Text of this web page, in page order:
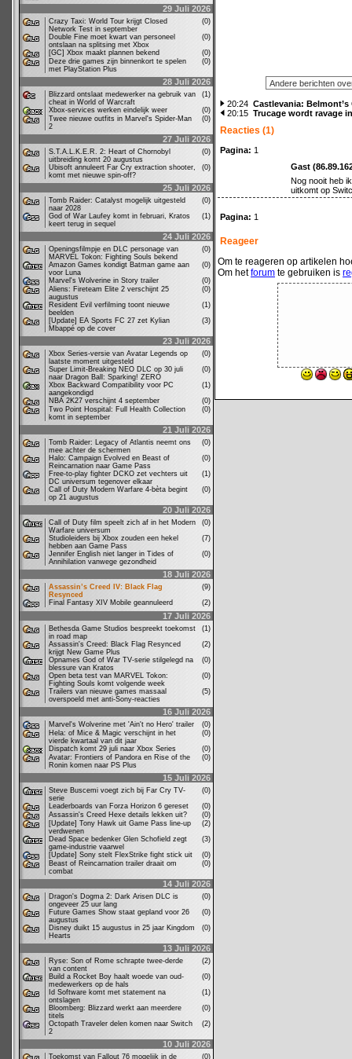
29 Juli 2026
Crazy Taxi: World Tour krijgt Closed
Network Test in september
(0)
Double Fine moet kwart van personeel
ontslaan na splitsing met Xbox
(0)
[GC] Xbox maakt plannen bekend
(0)
Deze drie games zijn binnenkort te spelen
met PlayStation Plus
(0)
28 Juli 2026
Blizzard ontslaat medewerker na gebruik van
cheat in World of Warcraft
(1)
Xbox-services werken eindelijk weer
(0)
Twee nieuwe outfits in Marvel's Spider-Man
2
(0)
27 Juli 2026
S.T.A.L.K.E.R. 2: Heart of Chornobyl
uitbreiding komt 20 augustus
(0)
Ubisoft annuleert Far Cry extraction shooter,
komt met nieuwe spin-off?
(0)
25 Juli 2026
Tomb Raider: Catalyst mogelijk uitgesteld
naar 2028
(0)
God of War Laufey komt in februari, Kratos
keert terug in sequel
(1)
24 Juli 2026
Openingsfilmpje en DLC personage van
MARVEL Tokon: Fighting Souls bekend
(0)
Amazon Games kondigt Batman game aan
voor Luna
(0)
Marvel's Wolverine in Story trailer
(0)
Aliens: Fireteam Elite 2 verschijnt 25
augustus
(0)
Resident Evil verfilming toont nieuwe
beelden
(1)
[Update] EA Sports FC 27 zet Kylian
Mbappé op de cover
(3)
23 Juli 2026
Xbox Series-versie van Avatar Legends op
laatste moment uitgesteld
(0)
Super Limit-Breaking NEO DLC op 30 juli
naar Dragon Ball: Sparking! ZERO
(0)
Xbox Backward Compatibility voor PC
aangekondigd
(1)
NBA 2K27 verschijnt 4 september
(0)
Two Point Hospital: Full Health Collection
komt in september
(0)
21 Juli 2026
Tomb Raider: Legacy of Atlantis neemt ons
mee achter de schermen
(0)
Halo: Campaign Evolved en Beast of
Reincarnation naar Game Pass
(0)
Free-to-play fighter DCKO zet vechters uit
DC universum tegenover elkaar
(1)
Call of Duty Modern Warfare 4-bèta begint
op 21 augustus
(0)
20 Juli 2026
Call of Duty film speelt zich af in het Modern
Warfare universum
(0)
Studioleiders bij Xbox zouden een hekel
hebben aan Game Pass
(7)
Jennifer English niet langer in Tides of
Annihilation vanwege gezondheid
(0)
18 Juli 2026
Assassin’s Creed IV: Black Flag
Resynced
(9)
Final Fantasy XIV Mobile geannuleerd
(2)
17 Juli 2026
Bethesda Game Studios bespreekt toekomst
in road map
(1)
Assassin's Creed: Black Flag Resynced
krijgt New Game Plus
(2)
Opnames God of War TV-serie stilgelegd na
blessure van Kratos
(0)
Open beta test van MARVEL Tokon:
Fighting Souls komt volgende week
(0)
Trailers van nieuwe games massaal
overspoeld met anti-Sony-reacties
(5)
16 Juli 2026
Marvel's Wolverine met 'Ain't no Hero' trailer
(0)
Hela: of Mice & Magic verschijnt in het
vierde kwartaal van dit jaar
(0)
Dispatch komt 29 juli naar Xbox Series
(0)
Avatar: Frontiers of Pandora en Rise of the
Ronin komen naar PS Plus
(0)
15 Juli 2026
Steve Buscemi voegt zich bij Far Cry TV-
serie
(0)
Leaderboards van Forza Horizon 6 gereset
(0)
Assassin's Creed Hexe details lekken uit?
(0)
[Update] Tony Hawk uit Game Pass line-up
verdwenen
(2)
Dead Space bedenker Glen Schofield zegt
game-industrie vaarwel
(3)
[Update] Sony stelt FlexStrike fight stick uit
(0)
Beast of Reincarnation trailer draait om
combat
(0)
14 Juli 2026
Dragon's Dogma 2: Dark Arisen DLC is
ongeveer 25 uur lang
(0)
Future Games Show staat gepland voor 26
augustus
(0)
Disney duikt 15 augustus in 25 jaar Kingdom
Hearts
(0)
13 Juli 2026
Ryse: Son of Rome schrapte twee-derde
van content
(2)
Build a Rocket Boy haalt woede van oud-
medewerkers op de hals
(0)
Id Software komt met statement na
ontslagen
(1)
Bloomberg: Blizzard werkt aan meerdere
titels
(0)
Octopath Traveler delen komen naar Switch
2
(2)
10 Juli 2026
Toekomst van Fallout 76 mogelijk in de (0)
20:24 Castlevania:
20:15 Trucage wordt ravage
Reacties (1)
Pagina: 1
Gast
Nog nooit heb
uitkomt op
Pagina: 1
Reageer
Om te reageren op artikelen
Om hetforum te gebruiken is